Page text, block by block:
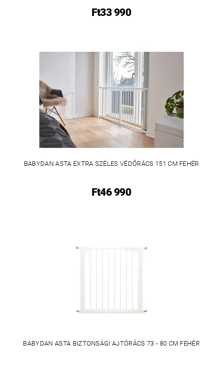
Ft33 990
BABYDAN ASTA EXTRA SZÉLES VÉDŐRÁCS 151 CM FEHÉR
Ft46 990
BABYDAN ASTA BIZTONSÁGI AJTÓRÁCS 73 - 80 CM FEHÉR